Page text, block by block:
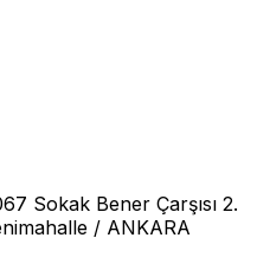
Sokak Bener Çarşısı 2.
/ ANKARA